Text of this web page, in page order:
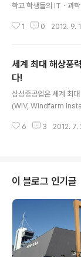
학교 학생들의 ITㆍ과
daya) 공립학교에 IT센
운영하는 삼성중공업은
낙후된 교육시설로 어
심 빈민가의 공립학교
6천여명이 다니는 사르
설이 전혀 없고, 과학실
입니다. 삼성중공업은
1 0 2012. 9.
세계 최대 해상풍
다!
삼성중공업은 세계 최
(WIV, Windfarm
SPO(Swire Pacific
된 해상풍력발전기의
W급 발전기 1,000대)
239GW로 급증할 것
조선업계는 해상풍력
가할 것으로 보고 관련
니다...
6 3 2012. 7.
이 블로그 인기글